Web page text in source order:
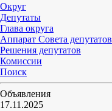
Округ
Депутаты
Глава округа
Аппарат Совета депутатов
Решения депутатов
Комиссии
Поиск
Объявления
17.11.2025